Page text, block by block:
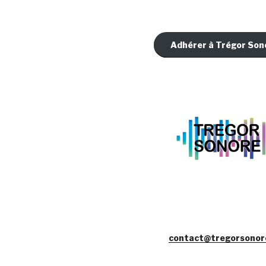
Adhérer à Trégor